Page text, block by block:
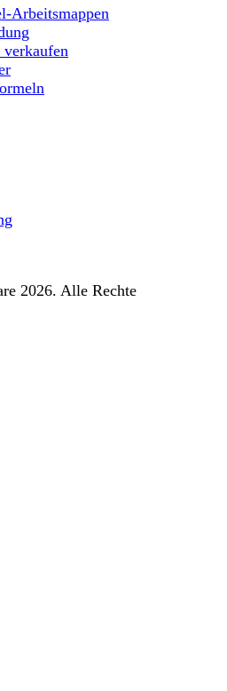
Arbeitsmappen
2026. Alle Rechte